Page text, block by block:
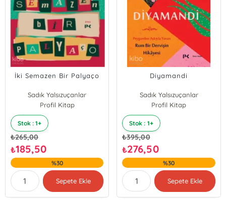
İki Semazen Bir Palyaço
Sadık Yalsızuçanlar
Profil Kitap
Stok : 1+
₺265,00
₺185,50
%30
Sepete Ekle
Diyamandi
Sadık Yalsızuçanlar
Profil Kitap
Stok : 1+
₺395,00
₺276,50
%30
Sepete Ekle